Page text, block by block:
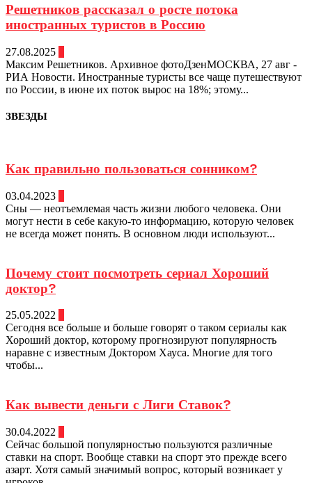
Решетников рассказал о росте потока
иностранных туристов в Россию
27.08.2025
Максим Решетников. Архивное фотоДзенМОСКВА, 27 авг -
РИА Новости. Иностранные туристы все чаще путешествуют
по России, в июне их поток вырос на 18%; этому...
ЗВЕЗДЫ
Как правильно пользоваться сонником?
03.04.2023
Сны — неотъемлемая часть жизни любого человека. Они
могут нести в себе какую-то информацию, которую человек
не всегда может понять. В основном люди используют...
Почему стоит посмотреть сериал Хороший
доктор?
25.05.2022
Сегодня все больше и больше говорят о таком сериалы как
Хороший доктор, которому прогнозируют популярность
наравне с известным Доктором Хауса. Многие для того
чтобы...
Как вывести деньги с Лиги Ставок?
30.04.2022
Сейчас большой популярностью пользуются различные
ставки на спорт. Вообще ставки на спорт это прежде всего
азарт. Хотя самый значимый вопрос, который возникает у